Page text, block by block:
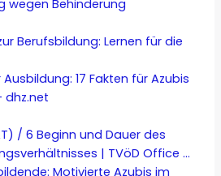
wegen Behinderung
Berufsbildung: Lernen für die
17 Fakten für Azubis
dhz.net
/ 6 Beginn und Dauer des
| TVöD Office …
Motivierte Azubis im